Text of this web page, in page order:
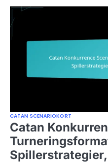
CATAN SCENARIOKORT
Catan